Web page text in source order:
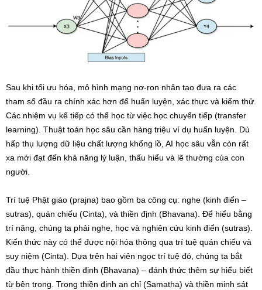
Sau khi tối ưu hóa, mô hình mạng nơ-ron nhân tạo đưa ra các
tham số đầu ra chính xác hơn để huấn luyện, xác thực và kiểm thử.
Các nhiệm vụ kế tiếp có thể học từ việc học chuyển tiếp (transfer
learning). Thuật toán học sâu cần hàng triệu ví dụ huấn luyện. Dù
hấp thụ lượng dữ liệu chất lượng khổng lồ, AI học sâu vẫn còn rất
xa mới đạt đến khả năng lý luận, thấu hiểu và lẽ thường của con
người.
Trí tuệ Phật giáo (prajna) bao gồm ba công cụ: nghe (kinh điển –
sutras), quán chiếu (Cinta), và thiền định (Bhavana). Để hiểu bằng
trí năng, chúng ta phải nghe, học và nghiên cứu kinh điển (sutras).
Kiến thức này có thể được nội hóa thông qua trí tuệ quán chiếu và
suy niệm (Cinta). Dựa trên hai viên ngọc trí tuệ đó, chúng ta bắt
đầu thực hành thiền định (Bhavana) – đánh thức thêm sự hiểu biết
từ bên trong. Trong thiền định an chỉ (Samatha) và thiền minh sát